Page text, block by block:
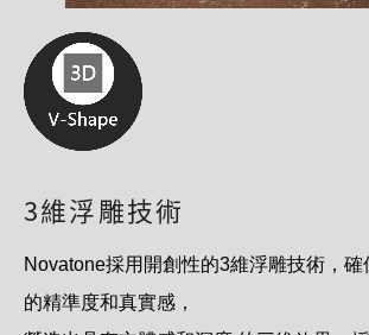
3維浮雕技術
Novatone採用開創性的3維浮雕技術，確
的精準度和真實感，